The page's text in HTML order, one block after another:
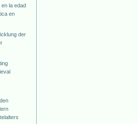
la edad
en
der